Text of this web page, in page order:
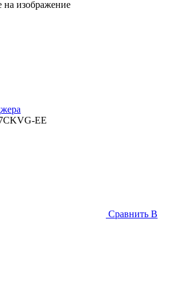
на изображение
EE
Сравнить В